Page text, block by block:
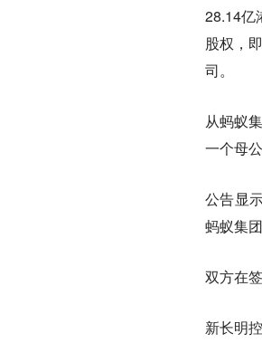
28.14亿
股权，
司。
从蚂蚁
一个母
公告显
蚂蚁集
双方在
新长明